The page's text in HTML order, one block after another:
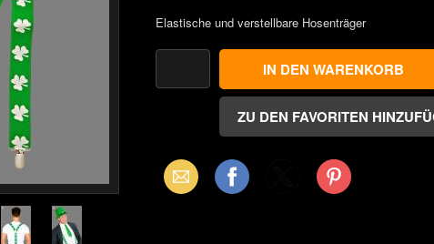
Elastische und verstellbare Hosenträger
Email Facebook Pinterest